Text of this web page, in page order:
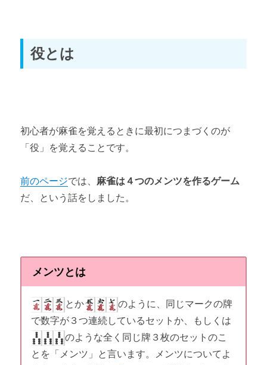
役とは
初心者が麻雀を覚えるときに最初につまづくのが
「役」を覚えることです。
前のページでは、 麻雀は４つのメンツを作るゲーム
だ、という話をしました。
メンツとは
とか
のように、同じマークの牌
で数字が３つ連続しているセットか、もしくは
のような全く同じ牌３枚のセットのこ
とを「メンツ」と言います。メンツについてよ